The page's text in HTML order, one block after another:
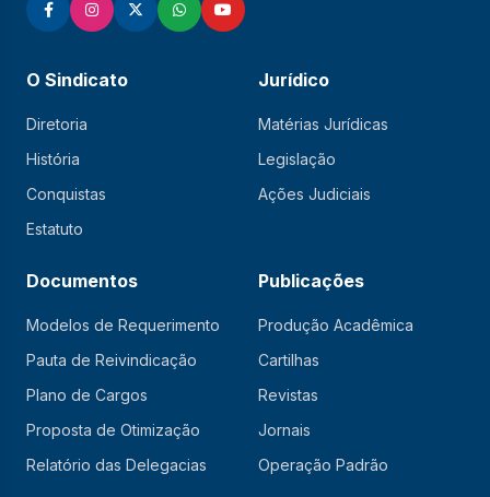
O Sindicato
Diretoria
História
Conquistas
Estatuto
Jurídico
Matérias Jurídicas
Legislação
Ações Judiciais
Documentos
Modelos de Requerimento
Pauta de Reivindicação
Plano de Cargos
Proposta de Otimização
Relatório das Delegacias
Publicações
Produção Acadêmica
Cartilhas
Revistas
Jornais
Operação Padrão